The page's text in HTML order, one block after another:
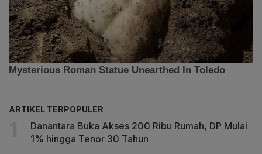
ARTIKEL TERPOPULER
Danantara Buka Akses 200 Ribu Rumah, DP Mulai
1% hingga Tenor 30 Tahun